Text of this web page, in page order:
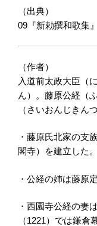
（出典）
09『新勅撰和歌集』
（作者）
入道前太政大臣（
ん）。藤原公経（
（さいおんじきん
・藤原氏北家の支
閣寺）を建立した。
・公経の姉は藤原
・西園寺公経の妻
（1221）では鎌倉